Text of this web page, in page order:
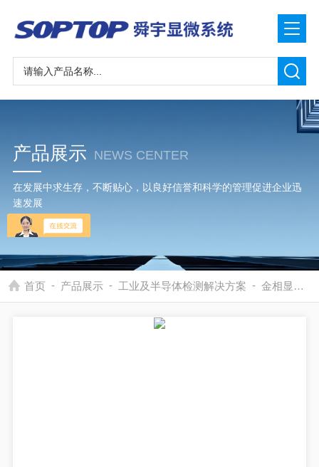
产品展示 NEWS CENTER
在发展中求生存，不断贴心，以良好信誉和科学的管理促进企业迅
速发展
首页 - 产品展示 - 工业及半导体检测解决方案 - 金相显微镜